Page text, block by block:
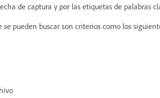
de captura y por las etiquetas de palabras
se pueden buscar son criterios como los